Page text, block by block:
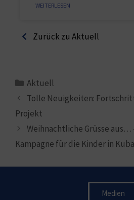
WEITERLESEN
Zurück zu Aktuell
Aktuell
Tolle Neuigkeiten:
Projekt
Weihnachtliche Grüsse aus…
Kampagne für die Kinder in Kuba
Medien